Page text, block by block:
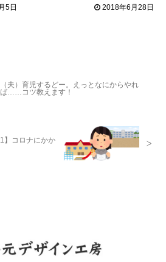
5日 2018年6月28日
（夫）育児するどー。えっとなにからやれ
ば……コツ教えます！
】コロナにかか